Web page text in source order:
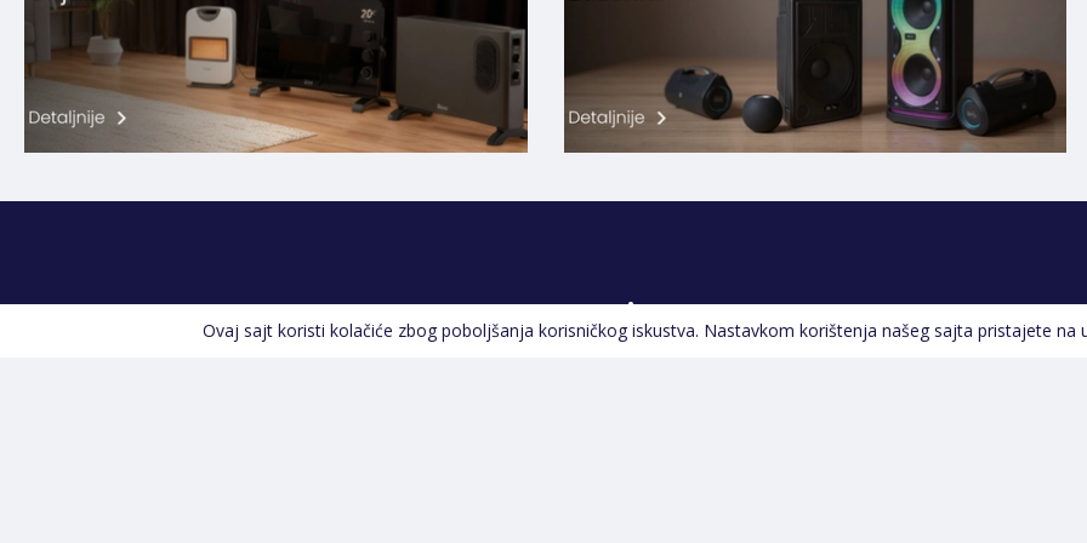
Pratite nas
Ovaj sajt koristi kolačiće zbog poboljšanja korisničkog iskustva. Nastavkom korištenja našeg sajta pristajete na